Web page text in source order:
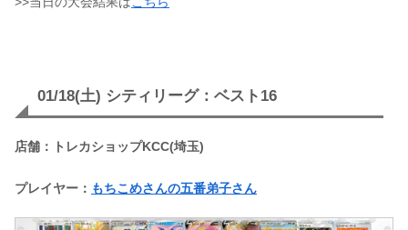
01/18(土) シティリーグ：ベスト16
店舗：トレカショップKCC(埼玉)
プレイヤー： もちこめさんの五番弟子さん